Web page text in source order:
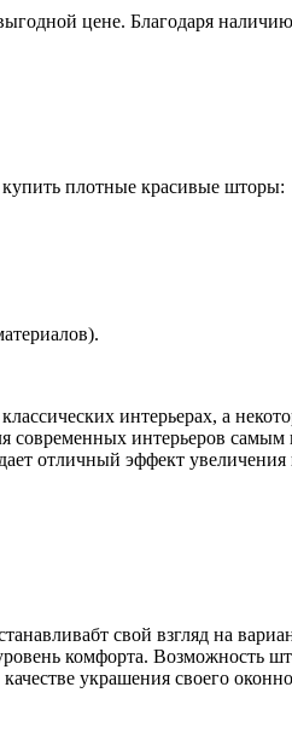
цене. Благодаря
плотные красивые шторы:
интерьерах, а
современных интерьеров
отличный эффект
свой взгляд на
комфорта. Возможность
украшения своего